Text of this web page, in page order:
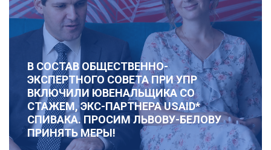
В СОСТАВ ОБЩЕСТВЕННО-
ЭКСПЕРТНОГО СОВЕТА ПРИ УПР
ВКЛЮЧИЛИ ЮВЕНАЛЬЩИКА СО
СТАЖЕМ, ЭКС-ПАРТНЕРА USAID*
СПИВАКА. ПРОСИМ ЛЬВОВУ-БЕЛОВУ
ПРИНЯТЬ МЕРЫ!